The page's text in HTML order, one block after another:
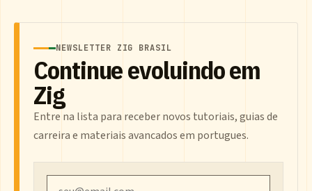
NEWSLETTER ZIG BRASIL
Continue evoluindo em
Zig
Entre na lista para receber novos tutoriais, guias de
carreira e materiais avancados em portugues.